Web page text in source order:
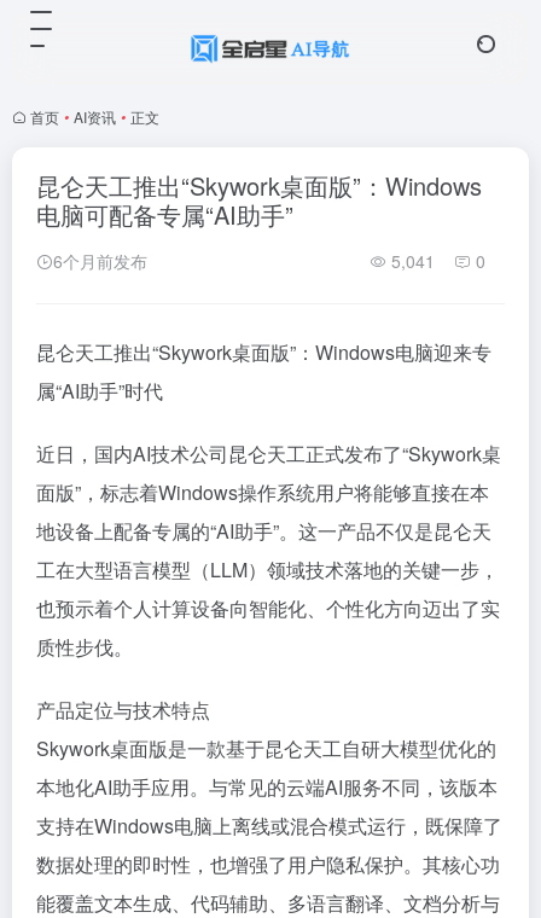
首页 • AI资讯 • 正文
昆仑天工推出“Skywork桌面版”：Windows
电脑可配备专属“AI助手”
6个月前发布 5,041 0
昆仑天工推出“Skywork桌面版”：Windows电脑迎来专
属“AI助手”时代
近日，国内AI技术公司昆仑天工正式发布了“Skywork桌
面版”，标志着Windows操作系统用户将能够直接在本
地设备上配备专属的“AI助手”。这一产品不仅是昆仑天
工在大型语言模型（LLM）领域技术落地的关键一步，
也预示着个人计算设备向智能化、个性化方向迈出了实
质性步伐。
产品定位与技术特点
Skywork桌面版是一款基于昆仑天工自研大模型优化的
本地化AI助手应用。与常见的云端AI服务不同，该版本
支持在Windows电脑上离线或混合模式运行，既保障了
数据处理的即时性，也增强了用户隐私保护。其核心功
能覆盖文本生成、代码辅助、多语言翻译、文档分析与